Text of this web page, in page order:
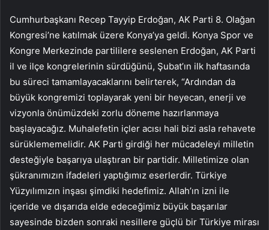
Cumhurbaşkanı Recep Tayyip Erdoğan, AK Parti 8. Olağan
Kongresi’ne katılmak üzere Konya’ya geldi. Konya Spor ve
Kongre Merkezinde partililere seslenen Erdoğan, AK Parti
il ve ilçe kongrelerinin sürdüğünü, Şubat’ın ilk haftasında
bu süreci tamamlayacaklarını belirterek, “Ardından da
büyük kongremizi toplayarak yeni bir heyecan, enerji ve
vizyonla önümüzdeki zorlu döneme hazırlanmaya
başlayacağız. Muhalefetin içler acısı hali bizi asla rehavete
sürüklememelidir. AK Parti girdiği her mücadeleyi milletin
desteğiyle başarıya ulaştıran bir partidir. Milletimize olan
şükranımızın ifadeleri yaptığımız eserlerdir. Türkiye
Yüzyılımızın inşası şimdiki hedefimiz. Allah’ın izni ile
içeride ve dışarıda elde edeceğimiz büyük başarılar
sayesinde bizden sonraki nesillere güçlü bir Türkiye mirası